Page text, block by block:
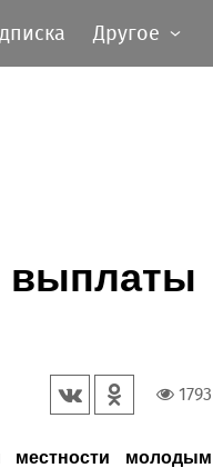
Другое
выплаты
1793
местности молодым